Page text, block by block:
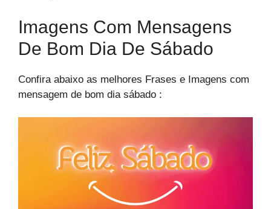
Imagens Com Mensagens
De Bom Dia De Sábado​
Confira abaixo as melhores Frases e Imagens com
mensagem de bom dia sábado​ :